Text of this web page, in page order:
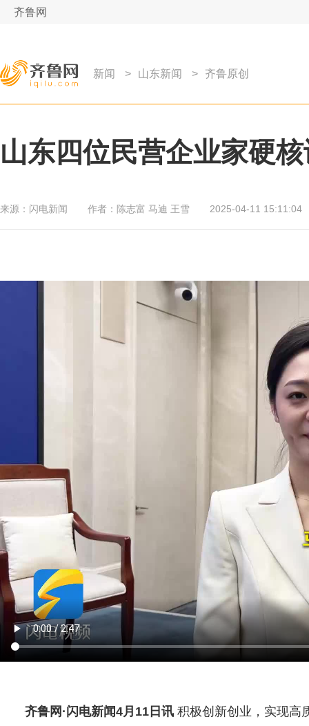
齐鲁网
新闻 > 山东新闻 > 齐鲁原创
山东四位民营企业家硬
来源： 闪电新闻 作者： 陈志富 马迪 王雪 2025-04-11 15:11:04
齐鲁网 ·闪电新闻4月11日讯 积极创新创业，实现高